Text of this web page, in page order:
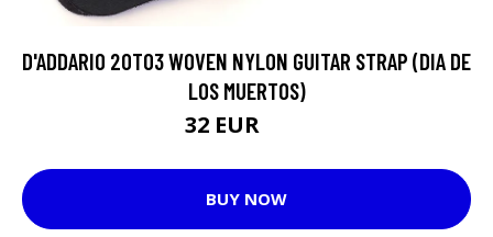
D'ADDARIO 20T03 WOVEN NYLON GUITAR STRAP (DIA DE
LOS MUERTOS)
32 EUR
BUY NOW